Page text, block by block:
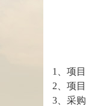
1、项
2、项
3、采